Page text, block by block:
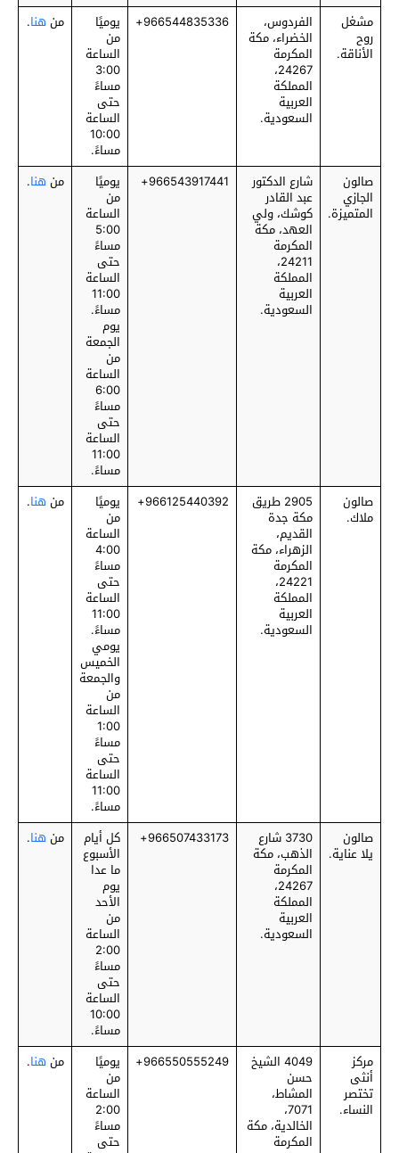
مشغل
روح
الأناقة.
الفردوس،
الخضراء، مكة
المكرمة
24267،
المملكة
العربية
السعودية.
‎966544835336+ يوميًا
من
الساعة
3:00
مساءً
حتى
الساعة
10:00
مساءً.
من هنا.
صالون
الجازي
المتميزة.
شارع الدكتور
عبد القادر
كوشك، ولي
العهد، مكة
المكرمة
24211،
المملكة
العربية
السعودية.
‎966543917441+ يوميًا
من
الساعة
5:00
مساءً
حتى
الساعة
11:00
مساءً.
يوم
الجمعة
من
الساعة
6:00
مساءً
حتى
الساعة
11:00
مساءً.
من هنا.
صالون
ملاك.
2905 طريق
مكة جدة
القديم،
الزهراء، مكة
المكرمة
24221،
المملكة
العربية
السعودية.
‎966125440392+ يوميًا
من
الساعة
4:00
مساءً
حتى
الساعة
11:00
مساءً.
يومي
الخميس
والجمعة
من
الساعة
1:00
مساءً
حتى
الساعة
11:00
مساءً.
من هنا.
صالون
يلا عناية.
3730 شارع
الذهب، مكة
المكرمة
24267،
المملكة
العربية
السعودية.
‎966507433173+ كل أيام
الأسبوع
ما عدا
يوم
الأحد
من
الساعة
2:00
مساءً
حتى
الساعة
10:00
مساءً.
من هنا.
مركز
أنثى
تختصر
النساء.
4049 الشيخ
حسن
المشاط،
7071،
الخالدية، مكة
المكرمة
‎966550555249+ يوميًا
من
الساعة
2:00
مساءً
حتى
من هنا.